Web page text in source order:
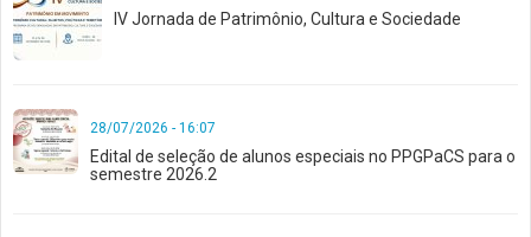
IV Jornada de Patrimônio, Cultura e Sociedade
28/07/2026 - 16:07
Edital de seleção de alunos especiais no PPGPaCS para o
semestre 2026.2